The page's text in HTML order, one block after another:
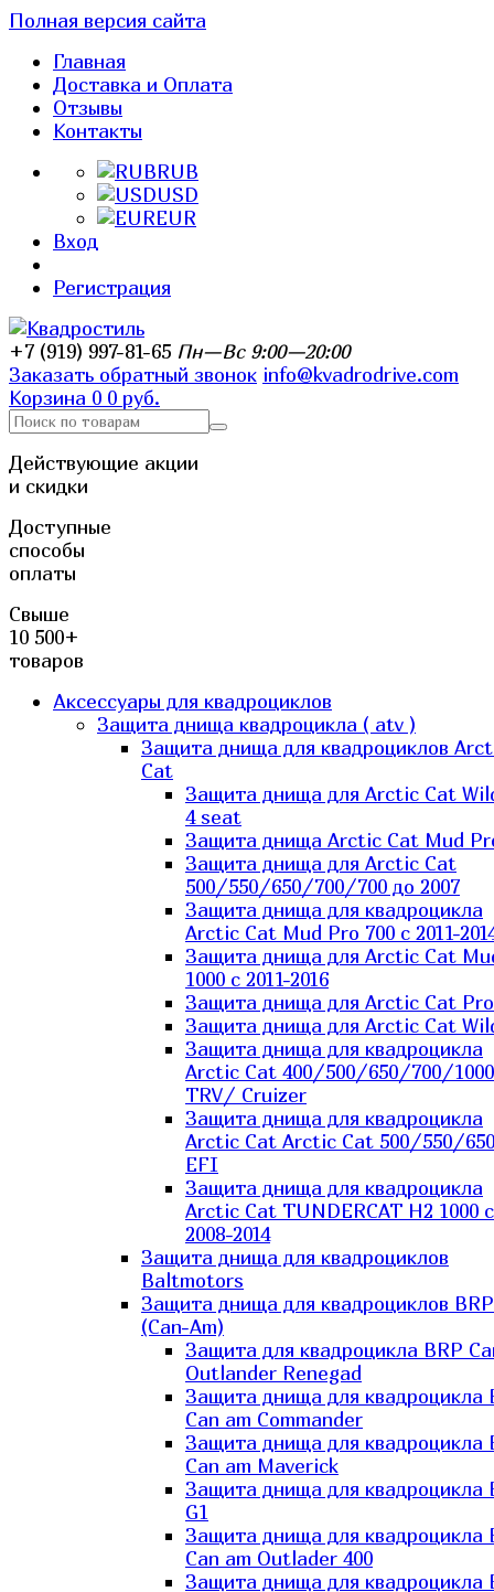
Полная версия сайта
Главная
Доставка и Оплата
Отзывы
Контакты
RUB
USD
EUR
Вход
Регистрация
+7 (919) 997-81-65 Пн—Вс 9:00—20:00
Заказать обратный звонок info@kvadrodrive.com
Корзина 0 0 руб.
Действующие акции
и скидки
Доступные
способы
оплаты
Свыше
10 500+
товаров
Аксессуары для квадроциклов
Защита днища квадроцикла ( atv )
Защита днища для квадроциклов
Cat
Защита днища для Arctic Cat
4 seat
Защита днища Arctic Cat Mud
Защита днища для Arctic Cat
500/550/650/700/700 до 2007
Защита днища для квадроцикла
Arctic Cat Mud Pro 700 с 2011-
Защита днища для Arctic Cat
1000 c 2011-2016
Защита днища для Arctic Cat
Защита днища для Arctic Cat
Защита днища для квадроцикла
Arctic Cat 400/500/650/700/1000
TRV/ Cruizer
Защита днища для квадроцикла
Arctic Cat Arctic Cat 500/550/
EFI
Защита днища для квадроцикла
Arctic Cat TUNDERCAT H2 1000 c
2008-2014
Защита днища для квадроциклов
Baltmotors
Защита днища для квадроциклов BRP
(Can-Am)
Защита для квадроцикла BRP
Outlander Renegad
Защита днища для квадроцикла
Can am Commander
Защита днища для квадроцикла
Can am Maverick
Защита днища для квадроцикла
G1
Защита днища для квадроцикла
Can am Outlader 400
Защита днища для квадроцикла